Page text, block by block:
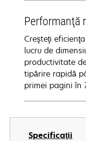
Specificaţii
Performanţă
Creşteţi
lucru de
productivitate
tipărire rapidă
primei pagini în